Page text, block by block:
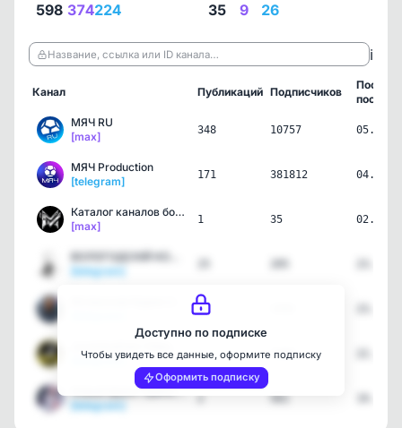
598 374224 35 9 26
Название, ссылка или ID канала… ℹ️
Канал Публикаций Подписчиков
пост
МЯЧ RU
[max]
348 10757
МЯЧ Production
[telegram]
171 381812
Каталог каналов ботов в …
[max]
1 35
[telegram]
2
[telegram]
1 1006
Новый фронт Брянск🇷🇺
[telegram]
2 561
Доступно по подписке
Чтобы увидеть все данные, оформите подписку
Оформить подписку